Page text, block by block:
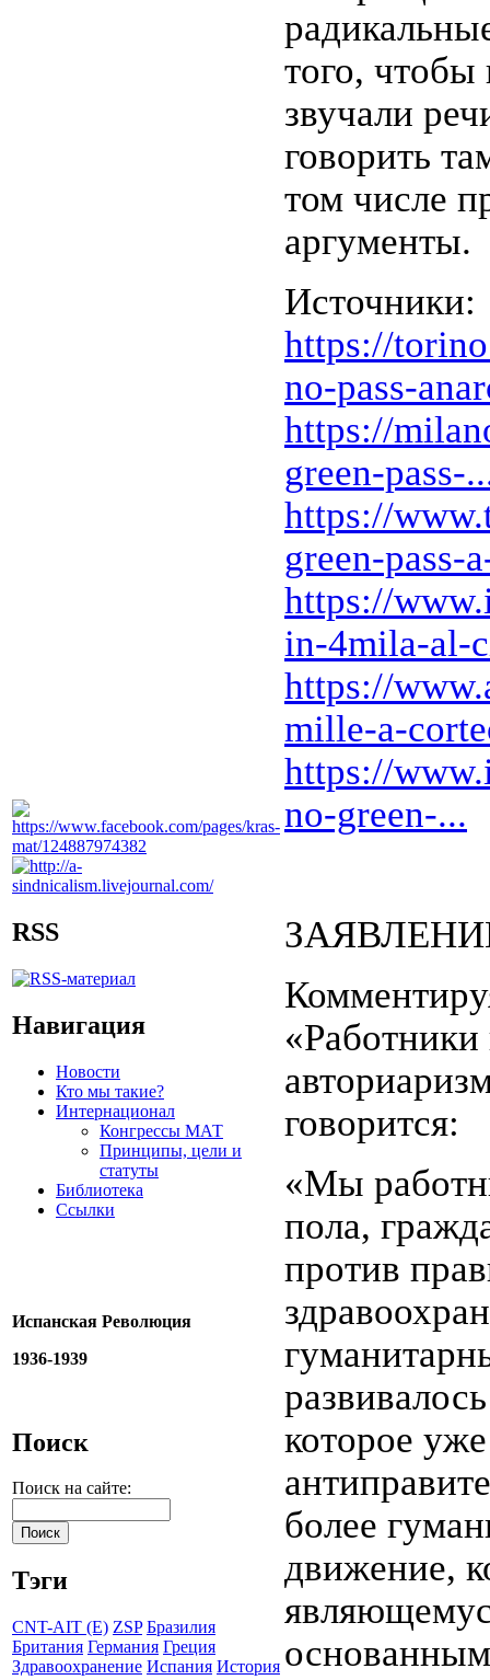
RSS
Навигация
Новости
Кто мы такие?
Интернационал
Конгрессы МАТ
Принципы, цели и
статуты
Библиотека
Ссылки
Испанская Революция
1936-1939
Поиск
Поиск на сайте:
Тэги
CNT-AIT (E) ZSP Бразилия
Британия Германия Греция
Здравоохранение Испания История
того,
звучали
говорить
том числе
аргументы.
Источники:
https://
no-pass-
https://
green-pass-
https://
green-pass-
https://
in-4mila-al-
https://
mille-a-
https://
no-green-...
говорится:
«Мы
пола,
против
которое
более
движение,